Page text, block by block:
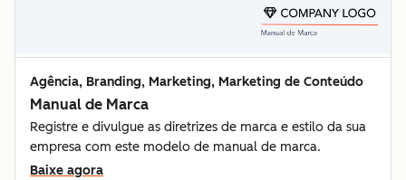
Agência, Branding, Marketing, Marketing de Conteúdo
Manual de Marca
Registre e divulgue as diretrizes de marca e estilo da sua
empresa com este modelo de manual de marca.
Baixe agora